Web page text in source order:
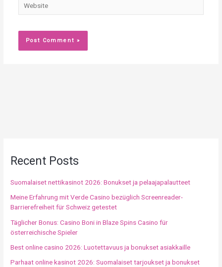
Recent Posts
Suomalaiset nettikasinot 2026: Bonukset ja pelaajapalautteet
Meine Erfahrung mit Verde Casino bezüglich Screenreader-
Barrierefreiheit für Schweiz getestet
Täglicher Bonus: Casino Boni in Blaze Spins Casino für
österreichische Spieler
Best online casino 2026: Luotettavuus ja bonukset asiakkaille
Parhaat online kasinot 2026: Suomalaiset tarjoukset ja bonukset